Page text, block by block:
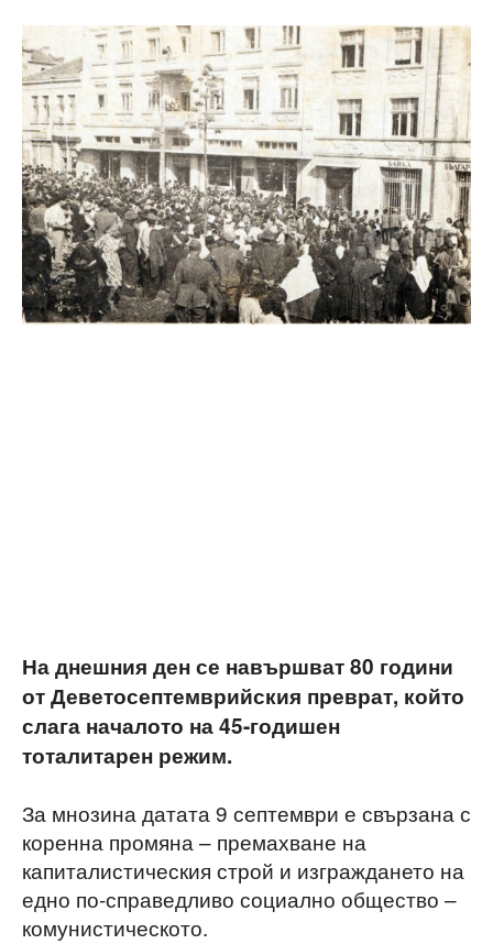
На днешния ден се навършват 80 години
от Деветосептемврийския преврат, който
слага началото на 45-годишен
тоталитарен режим.
За мнозина датата 9 септември е свързана с
коренна промяна – премахване на
капиталистическия строй и изграждането на
едно по-справедливо социално общество –
комунистическото.